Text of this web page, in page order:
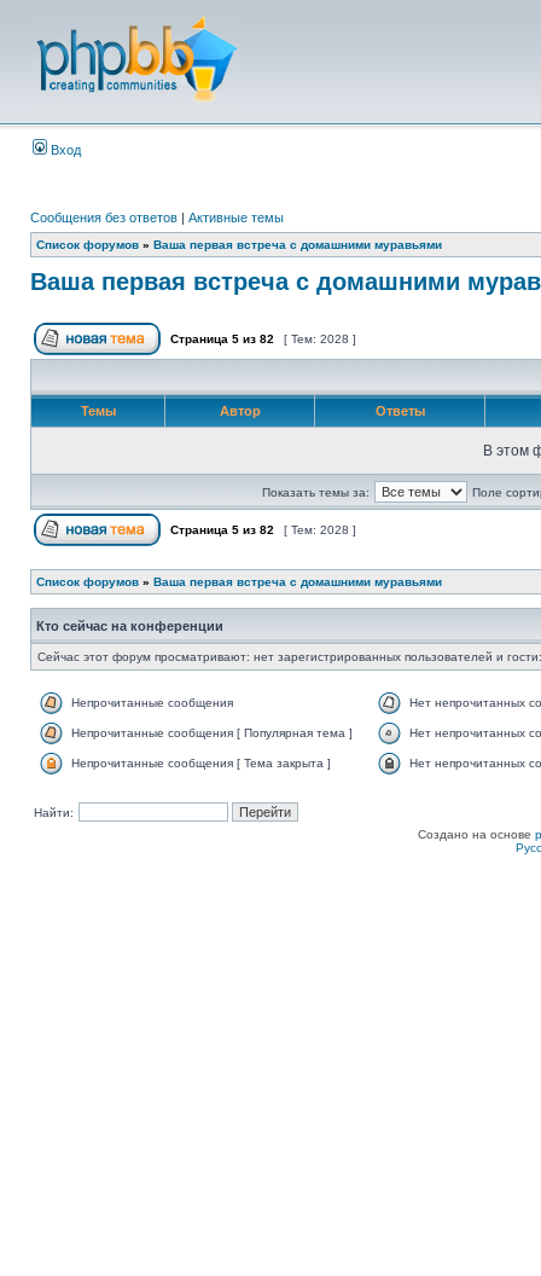
Вход
Сообщения без ответов | Активные темы
Список форумов » Ваша первая встреча с домашними муравьями
Ваша первая встреча с домашними
Страница 5 из 82 [ Тем: 2028 ]
Темы Автор Ответы
В этом
Показать темы за: Поле
Страница 5 из 82 [ Тем: 2028 ]
Список форумов » Ваша первая встреча с домашними муравьями
Кто сейчас на конференции
Сейчас этот форум просматривают: нет зарегистрированных пользователей и
Непрочитанные сообщения Нет непрочитанных
Непрочитанные сообщения [ Популярная тема ] Нет непрочитанных
Непрочитанные сообщения [ Тема закрыта ] Нет непрочитанных
Найти:
Создано на основе